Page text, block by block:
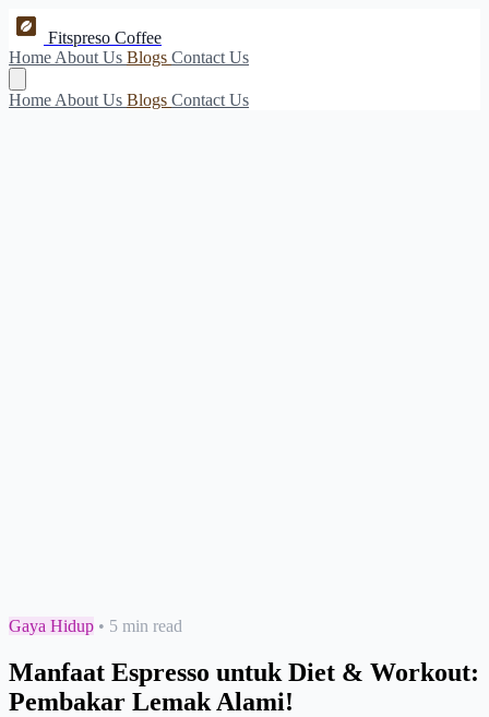
Fitspreso Coffee
Home About Us Blogs Contact Us
Home About Us Blogs Contact Us
Gaya Hidup • 5 min read
Manfaat Espresso untuk Diet & Workout:
Pembakar Lemak Alami!